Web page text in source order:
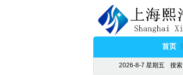
首页
2026-8-7 星期五 搜索